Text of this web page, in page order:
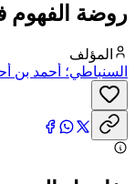
الفهوم
المؤلف
أحمد بن